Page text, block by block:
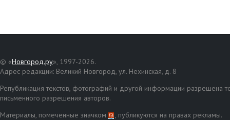
© «Новгород.ру», 1997-2026.
Адрес редакции: Великий Новгород, ул. Нехинская, д. 8
Републикация текстов, фотографий и другой информации разрешена
письменного разрешения авторов.
Материалы, помеченные значком
, публикуются на правах рекламы.